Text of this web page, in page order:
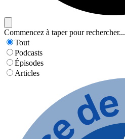
Commencez à taper pour rechercher...
Tout
Podcasts
Épisodes
Articles